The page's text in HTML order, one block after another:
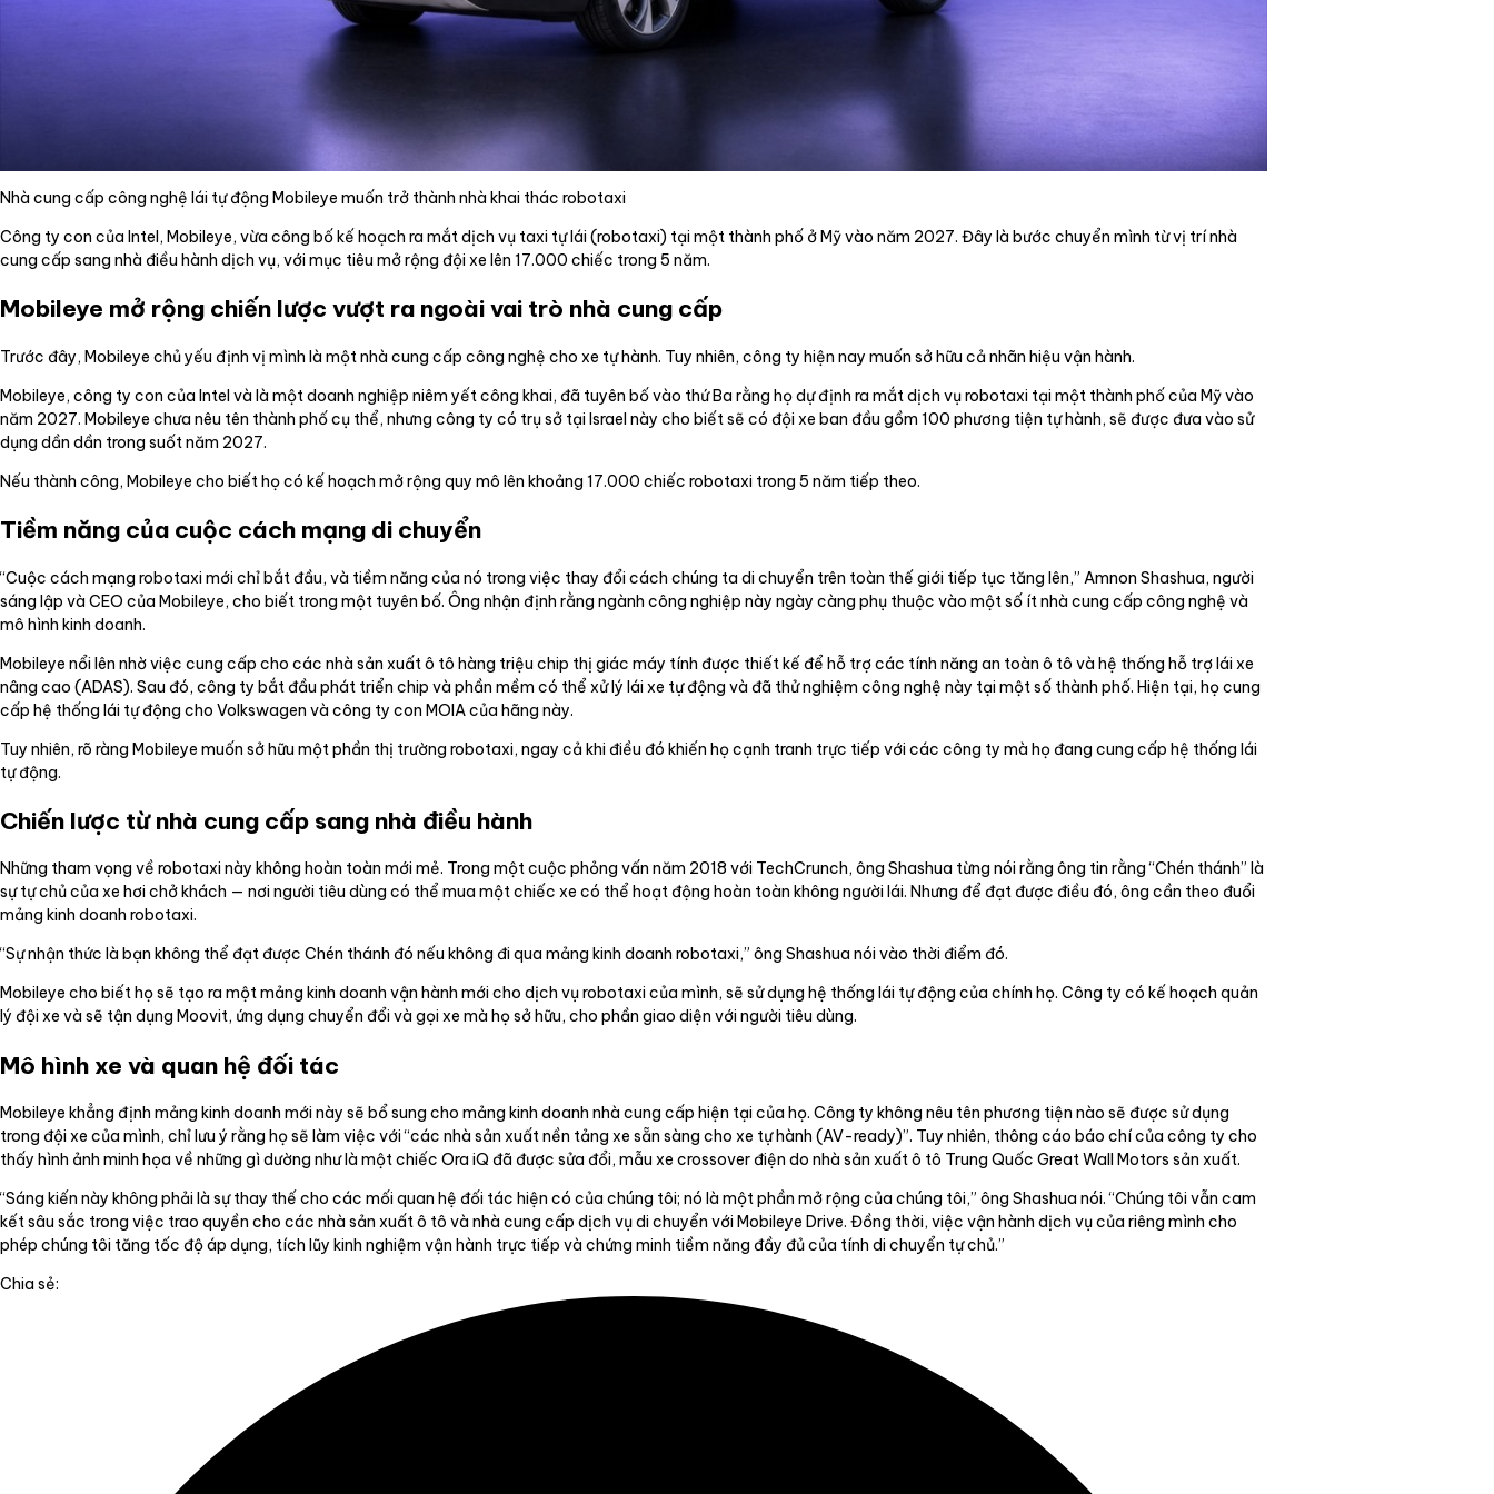
Nhà cung cấp công nghệ lái tự động Mobileye muốn trở thành nhà khai thác robotaxi
Công ty con của Intel, Mobileye, vừa công bố kế hoạch ra mắt dịch vụ taxi tự lái (robotaxi) tại một thành phố ở Mỹ vào năm 2027. Đây là bước chuyển mình từ vị trí nhà
cung cấp sang nhà điều hành dịch vụ, với mục tiêu mở rộng đội xe lên 17.000 chiếc trong 5 năm.
Mobileye mở rộng chiến lược vượt ra ngoài vai trò nhà cung cấp
Trước đây, Mobileye chủ yếu định vị mình là một nhà cung cấp công nghệ cho xe tự hành. Tuy nhiên, công ty hiện nay muốn sở hữu cả nhãn hiệu vận hành.
Mobileye, công ty con của Intel và là một doanh nghiệp niêm yết công khai, đã tuyên bố vào thứ Ba rằng họ dự định ra mắt dịch vụ robotaxi tại một thành phố của Mỹ vào
năm 2027. Mobileye chưa nêu tên thành phố cụ thể, nhưng công ty có trụ sở tại Israel này cho biết sẽ có đội xe ban đầu gồm 100 phương tiện tự hành, sẽ được đưa vào sử
dụng dần dần trong suốt năm 2027.
Nếu thành công, Mobileye cho biết họ có kế hoạch mở rộng quy mô lên khoảng 17.000 chiếc robotaxi trong 5 năm tiếp theo.
Tiềm năng của cuộc cách mạng di chuyển
“Cuộc cách mạng robotaxi mới chỉ bắt đầu, và tiềm năng của nó trong việc thay đổi cách chúng ta di chuyển trên toàn thế giới tiếp tục tăng lên,” Amnon Shashua, người
sáng lập và CEO của Mobileye, cho biết trong một tuyên bố. Ông nhận định rằng ngành công nghiệp này ngày càng phụ thuộc vào một số ít nhà cung cấp công nghệ và
mô hình kinh doanh.
Mobileye nổi lên nhờ việc cung cấp cho các nhà sản xuất ô tô hàng triệu chip thị giác máy tính được thiết kế để hỗ trợ các tính năng an toàn ô tô và hệ thống hỗ trợ lái xe
nâng cao (ADAS). Sau đó, công ty bắt đầu phát triển chip và phần mềm có thể xử lý lái xe tự động và đã thử nghiệm công nghệ này tại một số thành phố. Hiện tại, họ cung
cấp hệ thống lái tự động cho Volkswagen và công ty con MOIA của hãng này.
Tuy nhiên, rõ ràng Mobileye muốn sở hữu một phần thị trường robotaxi, ngay cả khi điều đó khiến họ cạnh tranh trực tiếp với các công ty mà họ đang cung cấp hệ thống lái
tự động.
Chiến lược từ nhà cung cấp sang nhà điều hành
Những tham vọng về robotaxi này không hoàn toàn mới mẻ. Trong một cuộc phỏng vấn năm 2018 với TechCrunch, ông Shashua từng nói rằng ông tin rằng “Chén thánh” là
sự tự chủ của xe hơi chở khách — nơi người tiêu dùng có thể mua một chiếc xe có thể hoạt động hoàn toàn không người lái. Nhưng để đạt được điều đó, ông cần theo đuổi
mảng kinh doanh robotaxi.
“Sự nhận thức là bạn không thể đạt được Chén thánh đó nếu không đi qua mảng kinh doanh robotaxi,” ông Shashua nói vào thời điểm đó.
Mobileye cho biết họ sẽ tạo ra một mảng kinh doanh vận hành mới cho dịch vụ robotaxi của mình, sẽ sử dụng hệ thống lái tự động của chính họ. Công ty có kế hoạch quản
lý đội xe và sẽ tận dụng Moovit, ứng dụng chuyển đổi và gọi xe mà họ sở hữu, cho phần giao diện với người tiêu dùng.
Mô hình xe và quan hệ đối tác
Mobileye khẳng định mảng kinh doanh mới này sẽ bổ sung cho mảng kinh doanh nhà cung cấp hiện tại của họ. Công ty không nêu tên phương tiện nào sẽ được sử dụng
trong đội xe của mình, chỉ lưu ý rằng họ sẽ làm việc với “các nhà sản xuất nền tảng xe sẵn sàng cho xe tự hành (AV-ready)”. Tuy nhiên, thông cáo báo chí của công ty cho
thấy hình ảnh minh họa về những gì dường như là một chiếc Ora iQ đã được sửa đổi, mẫu xe crossover điện do nhà sản xuất ô tô Trung Quốc Great Wall Motors sản xuất.
“Sáng kiến này không phải là sự thay thế cho các mối quan hệ đối tác hiện có của chúng tôi; nó là một phần mở rộng của chúng tôi,” ông Shashua nói. “Chúng tôi vẫn cam
kết sâu sắc trong việc trao quyền cho các nhà sản xuất ô tô và nhà cung cấp dịch vụ di chuyển với Mobileye Drive. Đồng thời, việc vận hành dịch vụ của riêng mình cho
phép chúng tôi tăng tốc độ áp dụng, tích lũy kinh nghiệm vận hành trực tiếp và chứng minh tiềm năng đầy đủ của tính di chuyển tự chủ.”
Chia sẻ: